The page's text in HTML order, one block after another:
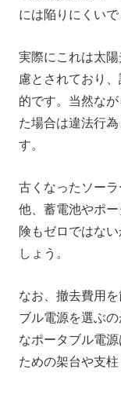
には陥りにくいで
実際にこれは太
慮とされており
的です。当然な
た場合は違法行
す。
古くなったソー
他、蓄電池やポ
険もゼロではな
しょう。
なお、撤去費用
ブル電源を選ぶ
なポータブル電
ための架台や支柱